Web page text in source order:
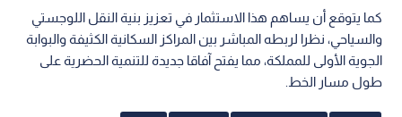
كما يتوقع أن يساهم هذا الاستثمار في تعزيز بنية النقل اللوجستي
والسياحي، نظرا لربطه المباشر بين المراكز السكانية الكثيفة والبوابة
الجوية الأولى للمملكة، مما يفتح آفاقا جديدة للتنمية الحضرية على
طول مسار الخط.